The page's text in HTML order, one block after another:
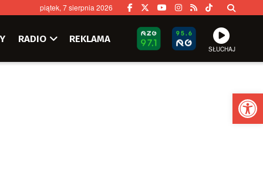
piątek, 7 sierpnia 2026
RADIO REKLAMA
SŁUCHAJ